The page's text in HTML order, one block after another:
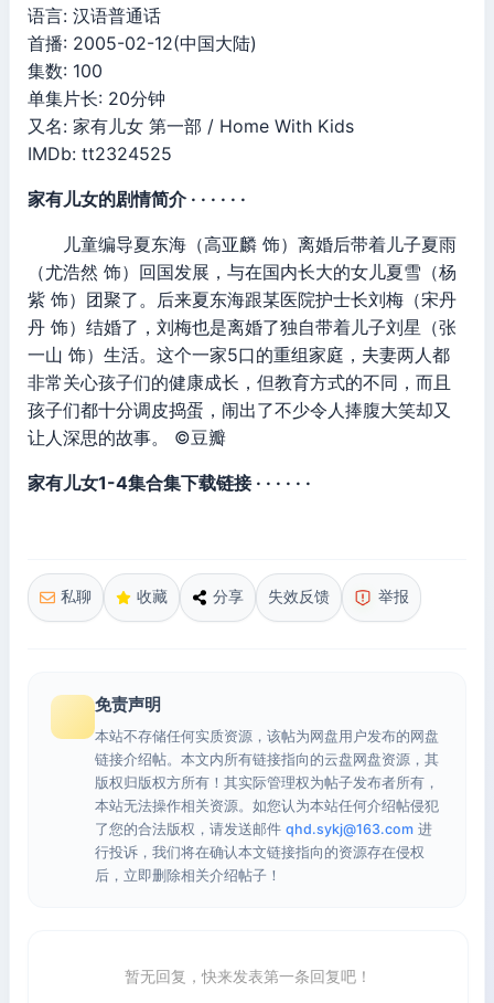
语言: 汉语普通话
首播: 2005-02-12(中国大陆)
集数: 100
单集片长: 20分钟
又名: 家有儿女 第一部 / Home With Kids
IMDb: tt2324525
家有儿女的剧情简介 · · · · · ·
儿童编导夏东海（高亚麟 饰）离婚后带着儿子夏雨
（尤浩然 饰）回国发展，与在国内长大的女儿夏雪（杨
紫 饰）团聚了。后来夏东海跟某医院护士长刘梅（宋丹
丹 饰）结婚了，刘梅也是离婚了独自带着儿子刘星（张
一山 饰）生活。这个一家5口的重组家庭，夫妻两人都
非常关心孩子们的健康成长，但教育方式的不同，而且
孩子们都十分调皮捣蛋，闹出了不少令人捧腹大笑却又
让人深思的故事。 ©豆瓣
家有儿女1-4集合集下载链接 · · · · · ·
私聊 收藏 分享 失效反馈 举报
免责声明
本站不存储任何实质资源，该帖为网盘用户发布的网盘
链接介绍帖。本文内所有链接指向的云盘网盘资源，其
版权归版权方所有！其实际管理权为帖子发布者所有，
本站无法操作相关资源。如您认为本站任何介绍帖侵犯
了您的合法版权，请发送邮件 qhd.sykj@163.com 进
行投诉，我们将在确认本文链接指向的资源存在侵权
后，立即删除相关介绍帖子！
暂无回复，快来发表第一条回复吧！